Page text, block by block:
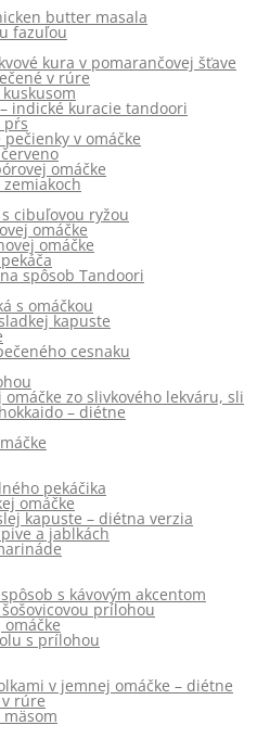
butter masala
fazuľou
kura v pomarančovej šťave
v rúre
indické kuracie tandoori
pŕs
v omáčke
omáčke
cibuľovou ryžou
omáčke
omáčke
spôsob Tandoori
s omáčkou
kapuste
cesnaku
zo slivkového lekváru,
– diétne
pekáčika
omáčke
kapuste – diétna verzia
a jablkách
s kávovým akcentom
prílohou
s prílohou
v jemnej omáčke – diétne
rúre